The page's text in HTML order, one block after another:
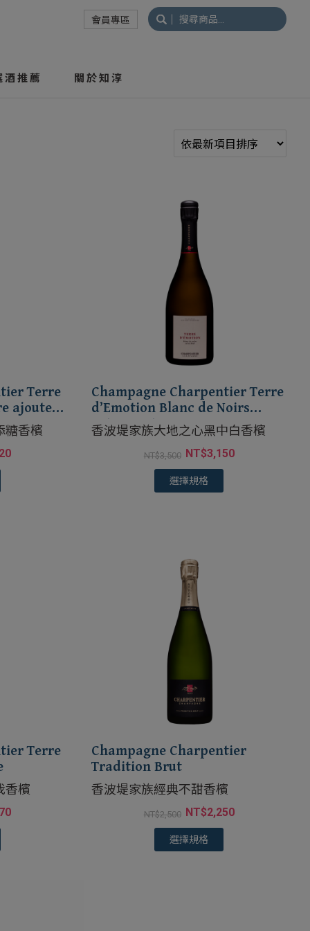
會員專區
搜
尋
酒推薦 關於知淳
Terre
ajoute
糖香檳
Champagne Charpentier Terre
d’Emotion Blanc de Noirs
Extra Brut
香波堤家族大地之心黑中白香檳
NT$3,500 NT$3,150
選擇規格
Terre
香檳
Champagne Charpentier
Tradition Brut
香波堤家族經典不甜香檳
NT$2,500 NT$2,250
選擇規格